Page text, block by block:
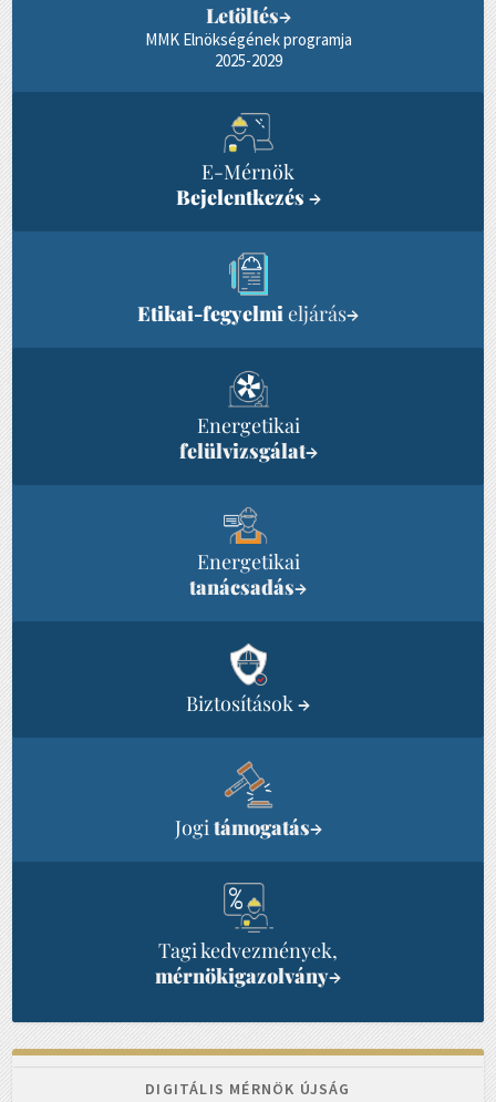
Letöltés→
MMK Elnökségének programja
2025-2029
E-Mérnök
Bejelentkezés →
Etikai-fegyelmi eljárás→
Energetikai
felülvizsgálat→
Energetikai
tanácsadás→
Biztosítások→
Jogi támogatás→
Tagi kedvezmények,
mérnökigazolvány→
DIGITÁLIS MÉRNÖK ÚJSÁG